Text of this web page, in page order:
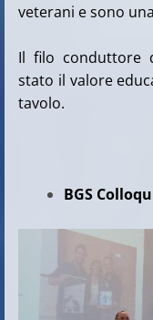
veterani e sono
Il filo conduttore
stato il valore
tavolo.
BGS